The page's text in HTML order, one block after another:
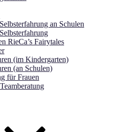
an Schulen
RieCa’s Fairytales
(im Kindergarten)
(an Schulen)
für Frauen